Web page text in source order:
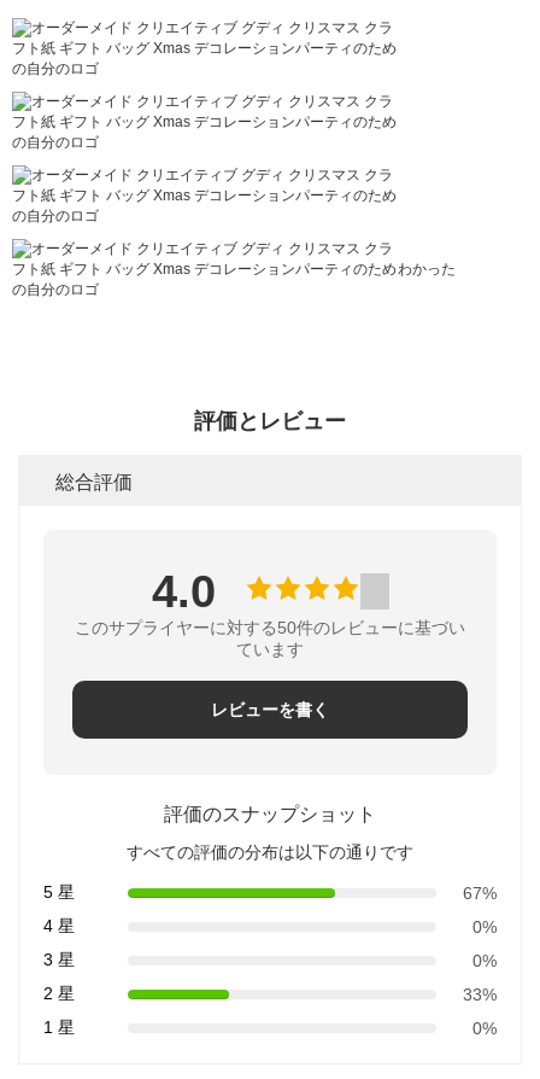
わかった
評価とレビュー
総合評価
4.0
このサプライヤーに対する50件のレビューに基づい
ています
レビューを書く
評価のスナップショット
すべての評価の分布は以下の通りです
5 星
67%
4 星
0%
3 星
0%
2 星
33%
1 星
0%